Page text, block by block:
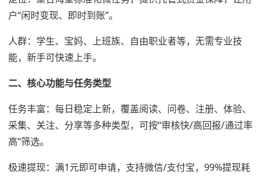
户“闲时变现、即时到账”。
人群：学生、宝妈、上班族、自由职业者等，无需专业技
能，新手可快速上手。
二、核心功能与任务类型
任务丰富：每日稳定上新，覆盖阅读、问卷、注册、体验、
采集、关注、分享等多种类型，可按“审核快/高回报/通过率
高”筛选。
极速提现：满1元即可申请，支持微信/支付宝，99%提现耗